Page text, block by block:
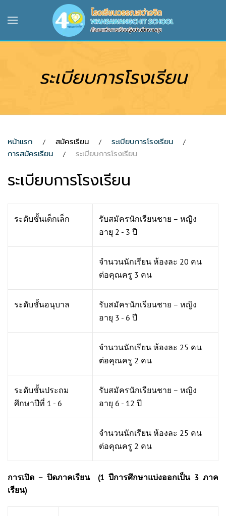
Skip to main content
ระเบียบการโรงเรียน
หน้าแรก สมัครเรียน
ระเบียบการโรงเรียน
การสมัครเรียน
ระเบียบการโรงเรียน
ระเบียบการโรงเรียน
ระดับชั้นเด็กเล็ก
รับสมัครนักเรียนชาย – หญิง
อายุ 2 - 3 ปี
จำนวนนักเรียน ห้องละ 20 คน
ต่อคุณครู 3 คน
ระดับชั้นอนุบาล
รับสมัครนักเรียนชาย – หญิง
อายุ 3 - 6 ปี
จำนวนนักเรียน ห้องละ 25 คน
ต่อคุณครู 2 คน
ระดับชั้นประถม
ศึกษาปีที่ 1 - 6
รับสมัครนักเรียนชาย – หญิง
อายุ 6 - 12 ปี
จำนวนนักเรียน ห้องละ 25 คน
ต่อคุณครู 2 คน
การเปิด – ปิดภาคเรียน (1 ปีการศึกษาแบ่งออกเป็น 3 ภาค
เรียน)